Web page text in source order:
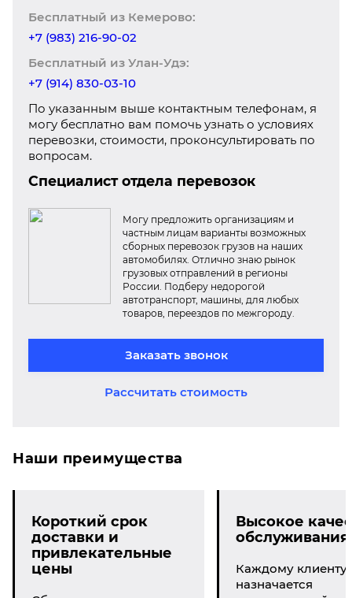
Бесплатный из Кемерово:
+7 (983) 216-90-02
Бесплатный из Улан-Удэ:
+7 (914) 830-03-10
По указанным выше контактным телефонам, я
могу бесплатно вам помочь узнать о условиях
перевозки, стоимости, проконсультировать по
вопросам.
Специалист отдела перевозок
Могу предложить организациям и
частным лицам варианты возможных
сборных перевозок грузов на наших
автомобилях. Отлично знаю рынок
грузовых отправлений в регионы
России. Подберу недорогой
автотранспорт, машины, для любых
товаров, переездов по межгороду.
Заказать звонок
Рассчитать стоимость
Наши преимущества
Короткий срок
доставки и
привлекательные
цены
Высокое
обслуживания
Каждому клиенту
назначается